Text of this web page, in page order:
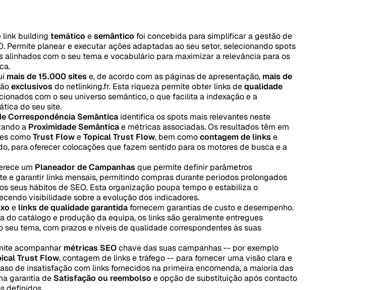
link buildingtemático esemântico foi concebida para simplificar a gestão de
Permite planear e executar ações adaptadas ao seu setor, selecionando spots
alinhados com o seu tema e vocabulário para maximizar a relevância para os
mais de 15.000 sitese, de acordo com as páginas de apresentação, mais de
exclusivosdo netlinking.fr. Esta riqueza permite obter links dequalidade
com o seu universo semântico, o que facilita a indexação e a
do seu site.
Correspondência Semântica identifica os spots mais relevantes neste
a Proximidade Semânticae métricas associadas. Os resultados têm em
comoTrust FloweTopical Trust Flow, bem comocontagem de linkse
para oferecer colocações que fazem sentido para os motores de busca e a
um Planeador de Campanhasque permite definir parâmetros
e garantir links mensais, permitindo compras durante períodos prolongados
seus hábitos de SEO. Esta organização poupa tempo e estabiliza o
visibilidade sobre a evolução dos indicadores.
e links de qualidade garantida fornecem garantias de custo e desempenho.
do catálogo e produção da equipa, os links são geralmente entregues
seu tema, com prazos e níveis de qualidade correspondentes às suas
acompanhar métricas SEOchave das suas campanhas -- por exemplo
Trust Flow, contagem de links e tráfego -- para fornecer uma visão clara e
de insatisfação com links fornecidos na primeira encomenda, a maioria das
garantia de Satisfação ou reembolso e opção de substituição após contacto